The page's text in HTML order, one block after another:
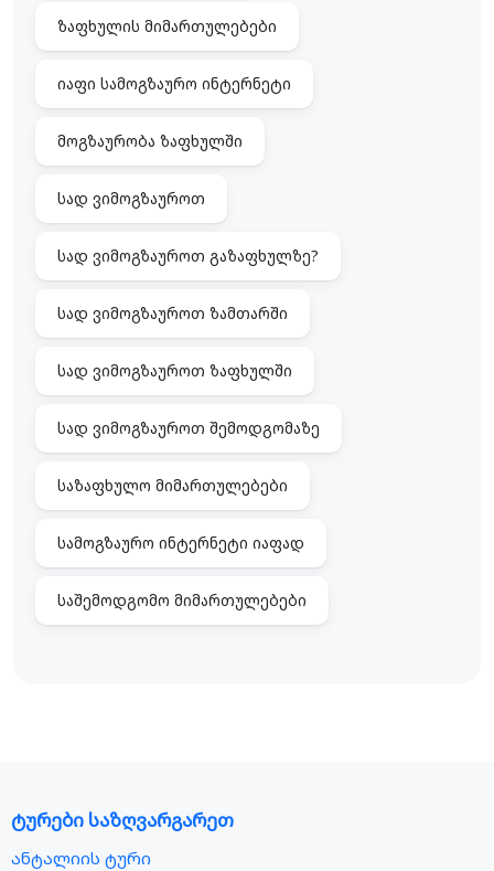
ზაფხულის მიმართულებები
იაფი სამოგზაურო ინტერნეტი
მოგზაურობა ზაფხულში
სად ვიმოგზაუროთ
სად ვიმოგზაუროთ გაზაფხულზე?
სად ვიმოგზაუროთ ზამთარში
სად ვიმოგზაუროთ ზაფხულში
სად ვიმოგზაუროთ შემოდგომაზე
საზაფხულო მიმართულებები
სამოგზაურო ინტერნეტი იაფად
საშემოდგომო მიმართულებები
ტურები საზღვარგარეთ
ანტალიის ტური